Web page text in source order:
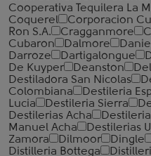
Cooperativa Tequilera La
Coquerel
Corporacion
Ron S.A.
Cragganmore
Cubaron
Dalmore
Darroze
Dartigalongue
De Kuyper
Deanston
Destiladora San Nicolas
Colombiana
Destileria
Lucia
Destileria Sierra
Destilerias Acha
Manuel Acha
Destilerias
Zamora
Dilmoor Dingle
Distilleria Bottega